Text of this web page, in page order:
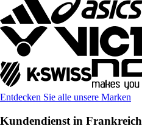
Entdecken Sie alle unsere Marken
Kundendienst in Frankreich